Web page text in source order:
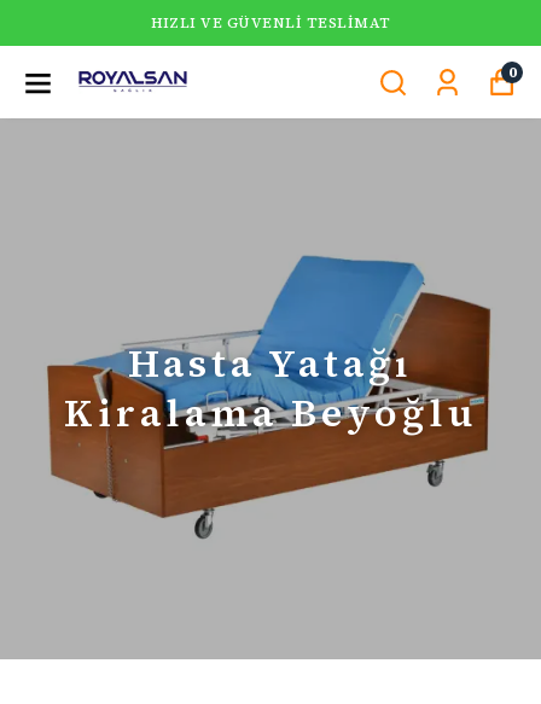
HIZLI VE GÜVENLI TESLIMAT
0
Hasta Yatağı
Kiralama Beyoğlu